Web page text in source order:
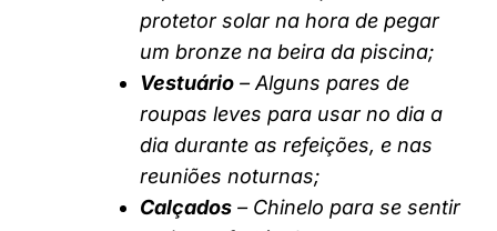
protetor solar na hora de pegar
um bronze na beira da piscina;
Vestuário – Alguns pares de
roupas leves para usar no dia a
dia durante as refeições, e nas
reuniões noturnas;
Calçados – Chinelo para se sentir